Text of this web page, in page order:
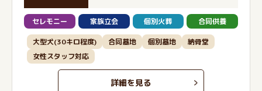
セレモニー 家族立会 個別火葬 合同供養
大型犬(30キロ程度) 合同墓地 個別墓地
納骨堂
女性スタッフ対応
詳細を見る